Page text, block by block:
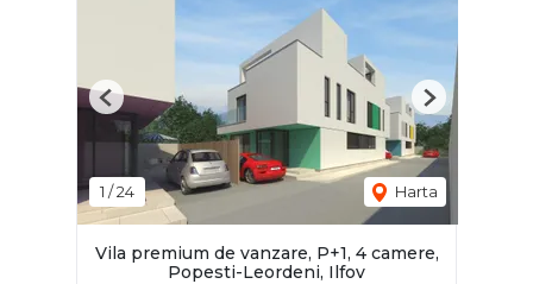
1 /24 Harta
Previous Next
Vila premium de vanzare, P+1, 4 camere,
Popesti-Leordeni, Ilfov